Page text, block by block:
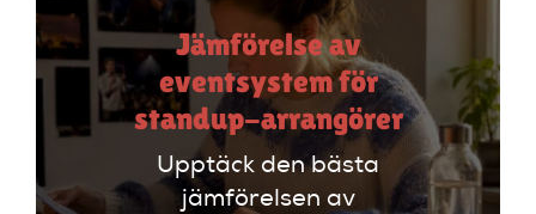
Jämförelse av
eventsystem för
standup-arrangörer
Upptäck den bästa
jämförelsen av